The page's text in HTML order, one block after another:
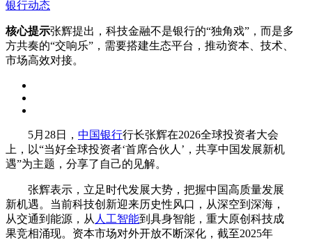
银行动态
核心提示张辉提出，科技金融不是银行的“独角戏”，而是多
方共奏的“交响乐”，需要搭建生态平台，推动资本、技术、
市场高效对接。
5月28日， 中国银行行长张辉在2026全球投资者大会
上，以“当好全球投资者‘首席合伙人’，共享中国发展新机
遇”为主题，分享了自己的见解。
张辉表示，立足时代发展大势，把握中国高质量发展
新机遇。当前科技创新迎来历史性风口，从深空到深海，
从交通到能源，从 人工智能到具身智能，重大原创科技成
果竞相涌现。资本市场对外开放不断深化，截至2025年